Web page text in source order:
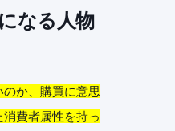
なる人物
か、購買に意思
費者属性を持っ